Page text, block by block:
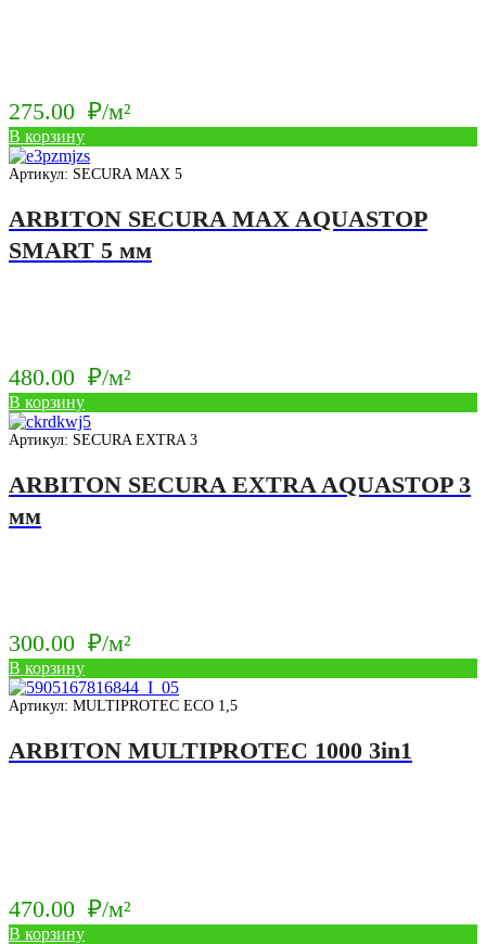
275.00 ₽/м²
В корзину
Артикул: SECURA MAX 5
ARBITON SECURA MAX AQUASTOP
SMART 5 мм
480.00 ₽/м²
В корзину
Артикул: SECURA EXTRA 3
ARBITON SECURA EXTRA AQUASTOP 3
мм
300.00 ₽/м²
В корзину
Артикул: MULTIPROTEC ECO 1,5
ARBITON MULTIPROTEC 1000 3in1
470.00 ₽/м²
В корзину